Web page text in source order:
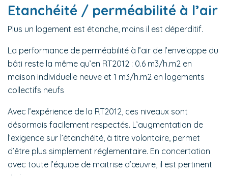
Etanchéité / perméabilité à l’air
Plus un logement est étanche, moins il est déperditif.
La performance de perméabilité à l’air de l’enveloppe du
bâti reste la même qu’en RT2012 : 0.6 m3/h.m2 en
maison individuelle neuve et 1 m3/h.m2 en logements
collectifs neufs
Avec l’expérience de la RT2012, ces niveaux sont
désormais facilement respectés. L’augmentation de
l’exigence sur l’étanchéité, à titre volontaire, permet
d’être plus simplement réglementaire. En concertation
avec toute l’équipe de maitrise d’œuvre, il est pertinent